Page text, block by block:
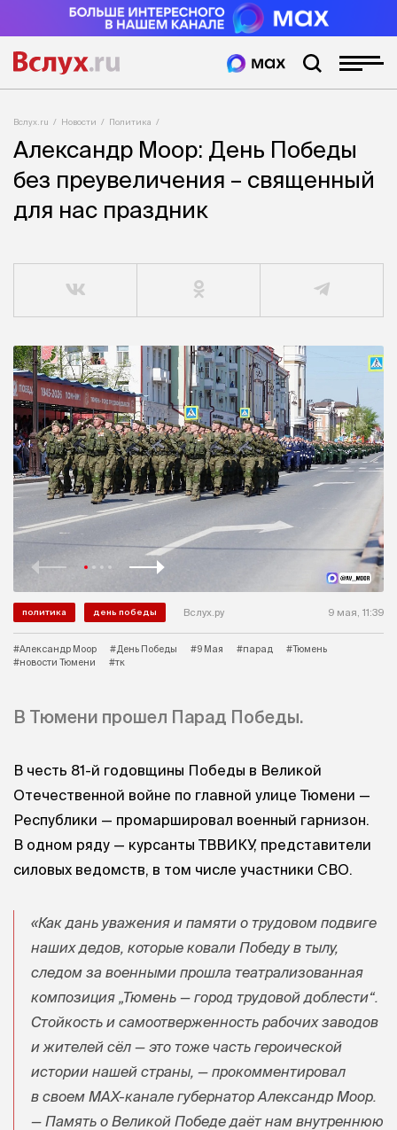
Вслух.ru Новости Политика
Александр Моор: День Победы
без преувеличения – священный
для нас праздник
политика день победы Вслух.ру 9 мая, 11:39
#Александр Моор #День Победы #9 Мая #парад
#Тюмень
#новости Тюмени
#тк
В Тюмени прошел Парад Победы.
В честь 81-й годовщины Победы в Великой
Отечественной войне по главной улице Тюмени —
Республики — промаршировал военный гарнизон.
В одном ряду — курсанты ТВВИКУ, представители
силовых ведомств, в том числе участники СВО.
«Как дань уважения и памяти о трудовом подвиге
наших дедов, которые ковали Победу в тылу,
следом за военными прошла театрализованная
композиция „Тюмень — город трудовой доблести“.
Стойкость и самоотверженность рабочих заводов
и жителей сёл — это тоже часть героической
истории нашей страны, — прокомментировал
в своем МАХ-канале губернатор Александр Моор.
— Память о Великой Победе даёт нам внутреннюю